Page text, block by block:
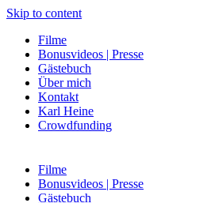
Skip to content
Filme
Bonusvideos | Presse
Gästebuch
Über mich
Kontakt
Karl Heine
Crowdfunding
Filme
Bonusvideos | Presse
Gästebuch